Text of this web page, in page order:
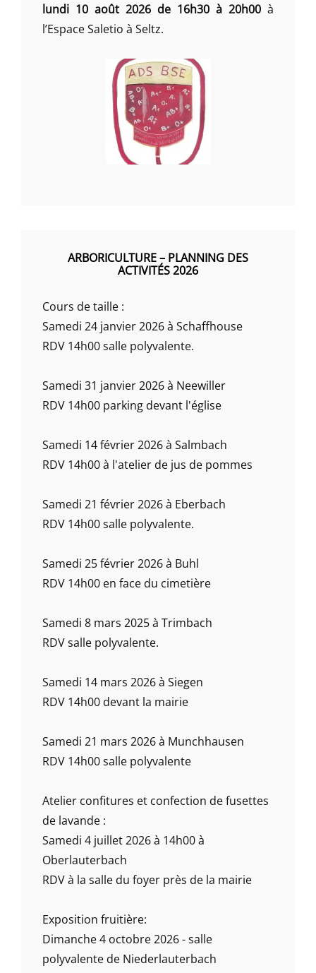
lundi 10 août 2026 de 16h30 à 20h00 à
l’Espace Saletio à Seltz.
ARBORICULTURE – PLANNING DES
ACTIVITÉS 2026
Cours de taille :
Samedi 24 janvier 2026 à Schaffhouse
RDV 14h00 salle polyvalente.
Samedi 31 janvier 2026 à Neewiller
RDV 14h00 parking devant l'église
Samedi 14 février 2026 à Salmbach
RDV 14h00 à l'atelier de jus de pommes
Samedi 21 février 2026 à Eberbach
RDV 14h00 salle polyvalente.
Samedi 25 février 2026 à Buhl
RDV 14h00 en face du cimetière
Samedi 8 mars 2025 à Trimbach
RDV salle polyvalente.
Samedi 14 mars 2026 à Siegen
RDV 14h00 devant la mairie
Samedi 21 mars 2026 à Munchhausen
RDV 14h00 salle polyvalente
Atelier confitures et confection de fusettes
de lavande :
Samedi 4 juillet 2026 à 14h00 à
Oberlauterbach
RDV à la salle du foyer près de la mairie
Exposition fruitière:
Dimanche 4 octobre 2026 - salle
polyvalente de Niederlauterbach